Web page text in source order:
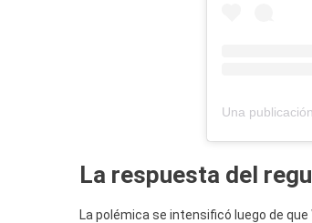
La respuesta del
La polémica se intensificó luego de